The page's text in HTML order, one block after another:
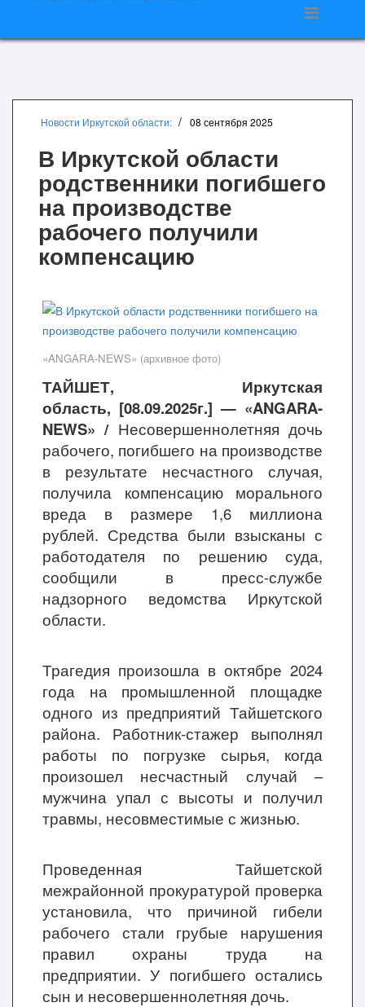
Новости Иркутской области: 08 сентября 2025
В Иркутской области
родственники погибшего
на производстве
рабочего получили
компенсацию
«ANGARA-NEWS» (архивное фото)
ТАЙШЕТ,
Иркутская
область, [08.09.2025г.] — «ANGARA-
NEWS» /Несовершеннолетняя дочь
рабочего, погибшего на производстве
в результате несчастного случая,
получила компенсацию морального
вреда в размере 1,6 миллиона
рублей. Средства были взысканы с
работодателя по решению суда,
сообщили в пресс-службе
надзорного ведомства Иркутской
области.
Трагедия произошла в октябре 2024
года на промышленной площадке
одного из предприятий Тайшетского
района. Работник-стажер выполнял
работы по погрузке сырья, когда
произошел несчастный случай –
мужчина упал с высоты и получил
травмы, несовместимые с жизнью.
Проведенная Тайшетской
межрайонной прокуратурой проверка
установила, что причиной гибели
рабочего стали грубые нарушения
правил охраны труда на
предприятии. У погибшего остались
сын и несовершеннолетняя дочь.